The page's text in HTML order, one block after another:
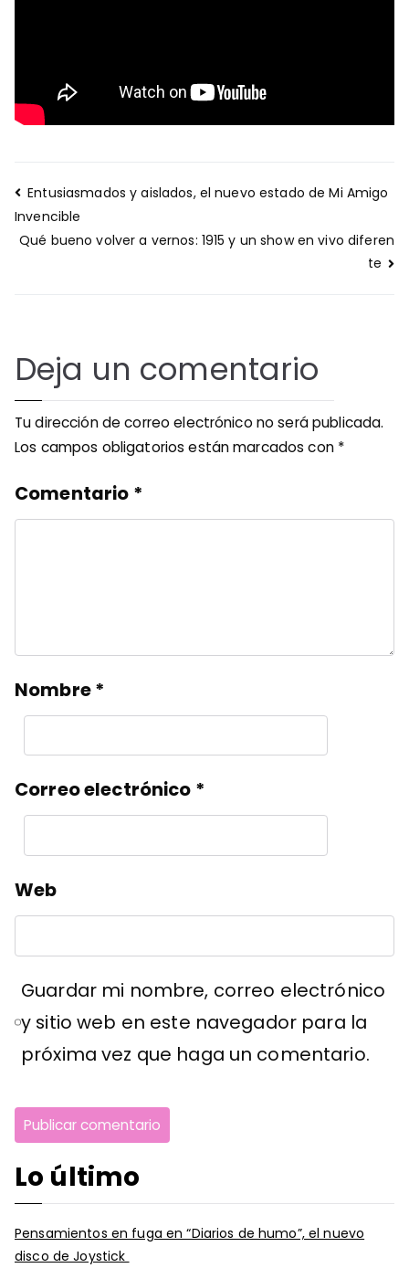
Navegación
de
entradas
Entusiasmados y aislados, el nuevo estado de Mi Amigo
Invencible
Qué bueno volver a vernos: 1915 y un show en vivo diferen
te
Deja un comentario
Tu dirección de correo electrónico no será publicada.
Los campos obligatorios están marcados con *
Comentario *
Nombre*
Correo electrónico *
Web
Guardar mi nombre, correo electrónico
y sitio web en este navegador para la
próxima vez que haga un comentario.
Lo último
Pensamientos en fuga en “Diarios de humo”, el nuevo
disco de Joystick